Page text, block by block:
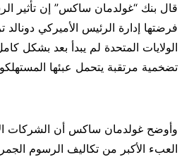
قال بنك “غولدمان ساكس” إن تأثير
فرضتها إدارة الرئيس الأميركي
الولايات المتحدة لم يبدأ بعد بشكل
تضخمية مرتقبة يتحمل عبئها
وأوضح غولدمان ساكس أن الشركات
العبء الأكبر من تكاليف الرسوم